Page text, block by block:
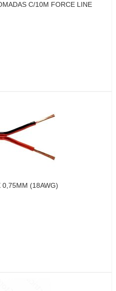
C/10M FORCE LINE
0,75MM (18AWG)